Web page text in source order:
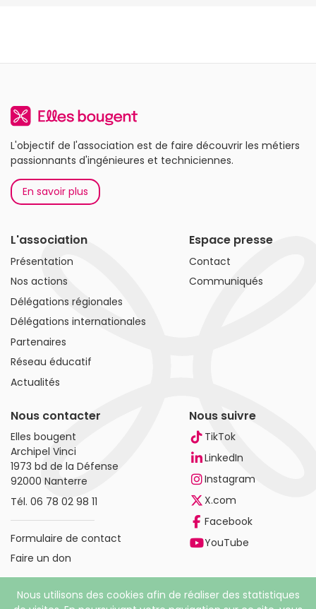
L'objectif de l'association est de faire découvrir les métiers
passionnants d'ingénieures et techniciennes.
En savoir plus
L'association
Présentation
Nos actions
Délégations régionales
Délégations internationales
Partenaires
Réseau éducatif
Actualités
Espace presse
Contact
Communiqués
Nous contacter
Elles bougent
Archipel Vinci
1973 bd de la Défense
92000 Nanterre
Tél. 06 78 02 98 11
Formulaire de contact
Faire un don
Nous suivre
TikTok
LinkedIn
Instagram
X.com
Facebook
YouTube
Nous utilisons des cookies afin de réaliser des statistiques